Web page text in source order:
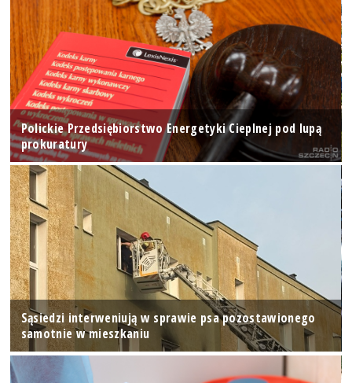
Polickie Przedsiębiorstwo Energetyki Cieplnej pod lupą
prokuratury
Sąsiedzi interweniują w sprawie psa pozostawionego
samotnie w mieszkaniu